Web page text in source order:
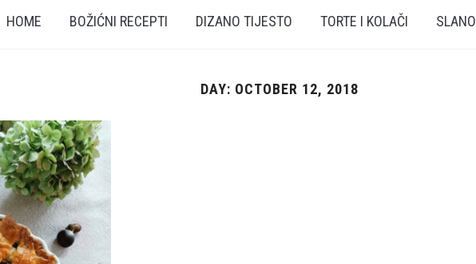
HOME BOŽIĆNI RECEPTI DIZANO TIJESTO TORTE I KOLAČI SLANO
DAY: OCTOBER 12, 2018